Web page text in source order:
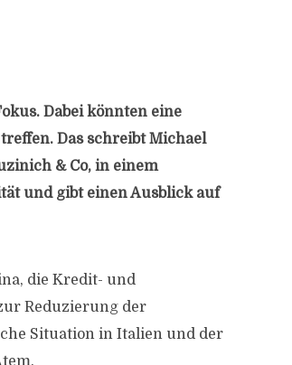
Dabei könnten eine
Das schreibt Michael
& Co, in einem
und gibt einen Ausblick auf
die Kredit- und
Reduzierung der
Situation in Italien und der